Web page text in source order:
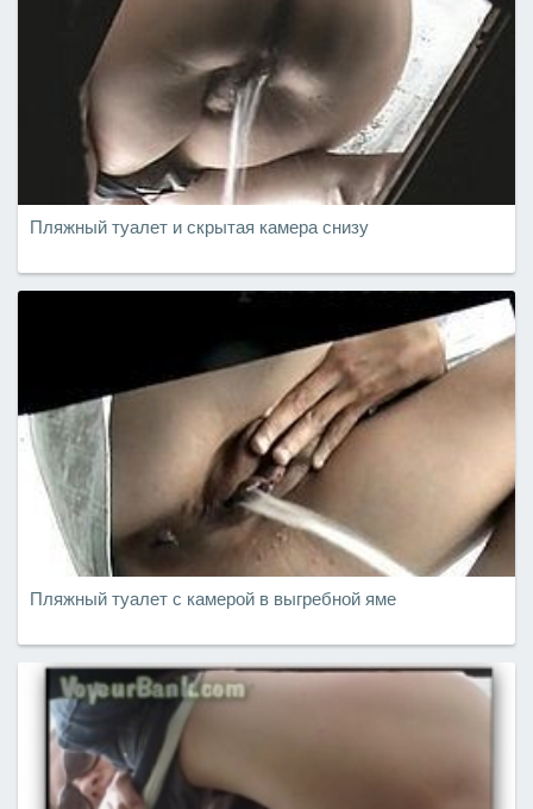
Пляжный туалет и скрытая камера снизу
Пляжный туалет с камерой в выгребной яме